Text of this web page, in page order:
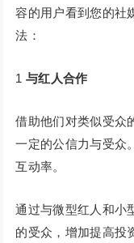
容的用户看到您的社
法：
1与红人合作
借助他们对类似受众
一定的公信力与受众
互动率。
通过与微型红人和小
的受众，增加提高投